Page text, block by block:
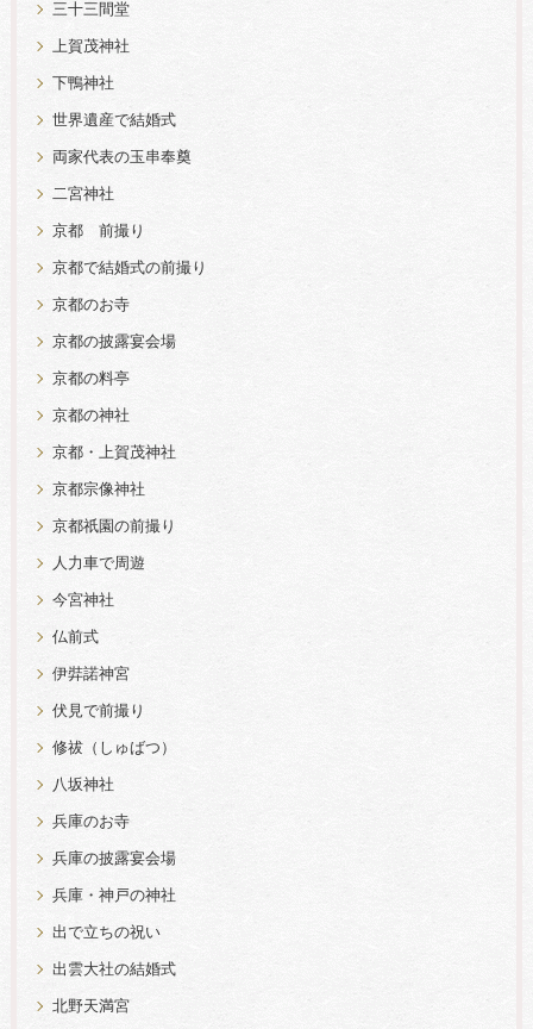
三十三間堂
上賀茂神社
下鴨神社
世界遺産で結婚式
両家代表の玉串奉奠
二宮神社
京都 前撮り
京都で結婚式の前撮り
京都のお寺
京都の披露宴会場
京都の料亭
京都の神社
京都・上賀茂神社
京都宗像神社
京都祇園の前撮り
人力車で周遊
今宮神社
仏前式
伊弉諾神宮
伏見で前撮り
修祓（しゅばつ）
八坂神社
兵庫のお寺
兵庫の披露宴会場
兵庫・神戸の神社
出で立ちの祝い
出雲大社の結婚式
北野天満宮